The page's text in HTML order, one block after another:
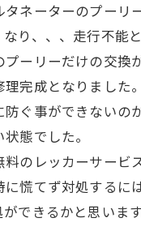
ネーターのプーリ
り、、、走行不能
ーリーだけの交換
完成となりました。
ぐ事ができないの
態でした。
のレッカーサービ
慌てず対処する
できるかと思います